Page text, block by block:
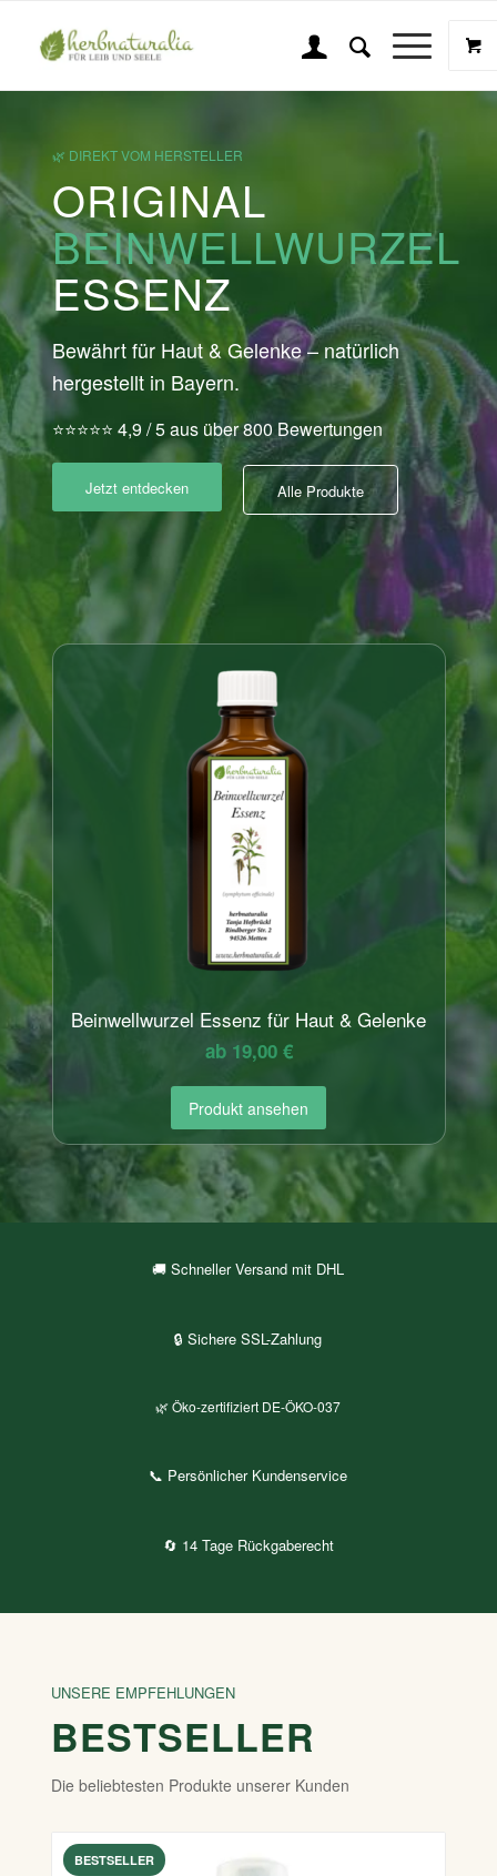
🌿 DIREKT VOM HERSTELLER
ORIGINAL
BEINWELLWURZEL
ESSENZ
Bewährt für Haut & Gelenke – natürlich
hergestellt in Bayern.
⭐⭐⭐⭐⭐ 4,9 / 5 aus über 800 Bewertungen
Jetzt entdecken Alle Produkte
Beinwellwurzel Essenz für Haut & Gelenke
ab 19,00 €
Produkt ansehen
🚚 Schneller Versand mit DHL
🔒 Sichere SSL-Zahlung
🌿 Öko-zertifiziert DE-ÖKO-037
📞 Persönlicher Kundenservice
🔄 14 Tage Rückgaberecht
UNSERE EMPFEHLUNGEN
BESTSELLER
Die beliebtesten Produkte unserer Kunden